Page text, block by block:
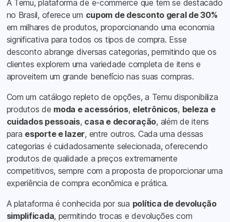
A Temu, plataforma de e-commerce que tem se destacado
no Brasil, oferece um cupom de desconto geral de 30%
em milhares de produtos, proporcionando uma economia
significativa para todos os tipos de compra. Esse
desconto abrange diversas categorias, permitindo que os
clientes explorem uma variedade completa de itens e
aproveitem um grande benefício nas suas compras.
Com um catálogo repleto de opções, a Temu disponibiliza
produtos de moda e acessórios, eletrônicos, beleza e
cuidados pessoais, casa e decoração, além de itens
para esporte e lazer, entre outros. Cada uma dessas
categorias é cuidadosamente selecionada, oferecendo
produtos de qualidade a preços extremamente
competitivos, sempre com a proposta de proporcionar uma
experiência de compra econômica e prática.
A plataforma é conhecida por sua política de devolução
simplificada, permitindo trocas e devoluções com